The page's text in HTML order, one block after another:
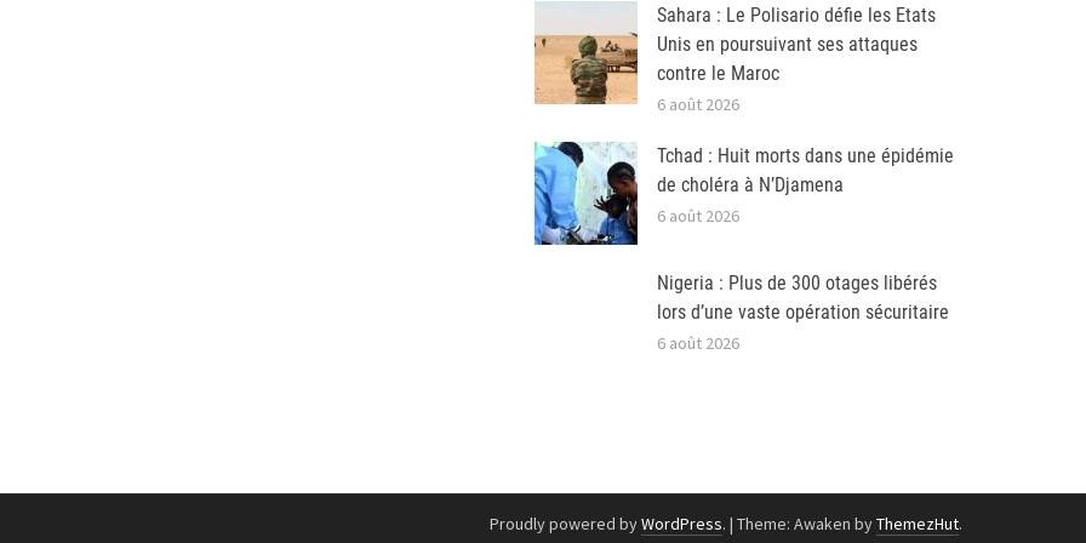
Sahara : Le Polisario défie les Etats
Unis en poursuivant ses attaques
contre le Maroc
6 août 2026
Tchad : Huit morts dans une épidémie
de choléra à N’Djamena
6 août 2026
Nigeria : Plus de 300 otages libérés
lors d’une vaste opération sécuritaire
6 août 2026
Proudly powered byWordPress. | Theme: Awaken byThemezHut.